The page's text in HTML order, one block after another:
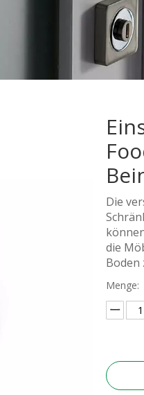
Die
die
Boden
Menge: